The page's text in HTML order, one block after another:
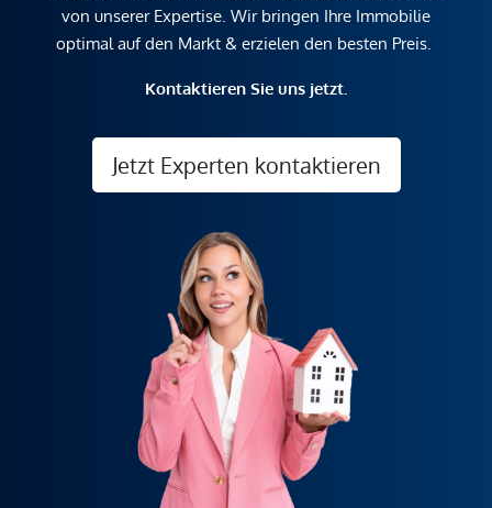
von unserer Expertise. Wir bringen Ihre Immobilie
optimal auf den Markt & erzielen den besten Preis.
Kontaktieren Sie uns jetzt.
Jetzt Experten kontaktieren